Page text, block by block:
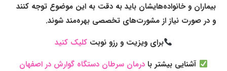
بیماران و خانواده‌هایشان باید به دقت به این موضوع توجه کنند
و در صورت نیاز از مشورت‌های تخصصی بهره‌مند شوند.
برای ویزیت و رزو نوبتکلیک کنید
آشنایی بیشتر با درمان سرطان دستگاه گوارش در اصفهان